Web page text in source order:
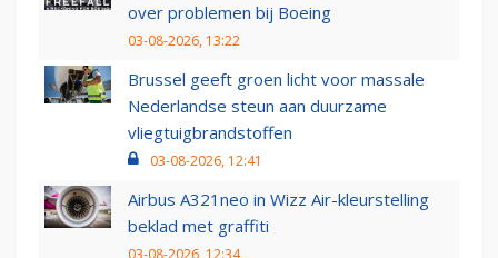
over problemen bij Boeing
03-08-2026, 13:22
Brussel geeft groen licht voor massale
Nederlandse steun aan duurzame
vliegtuigbrandstoffen
03-08-2026, 12:41
Airbus A321neo in Wizz Air-kleurstelling
beklad met graffiti
03-08-2026, 12:34